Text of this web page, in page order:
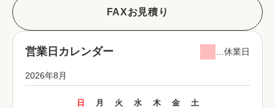
FAXお見積り
営業日カレンダー …休業日
2026年8月
日 月 火 水 木 金 土